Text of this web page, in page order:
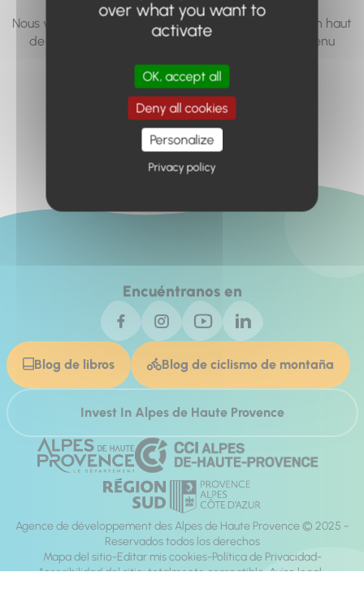
Nous vous invitons à utiliser le moteur de recherche en haut
de page, ou à utiliser le menu pour trouver le contenu
Retour à l'accueil
Encuéntranos en
Blog de libros Blog de ciclismo de montaña
Invest In Alpes de Haute Provence
Agence de développement des Alpes de Haute Provence © 2025 -
Reservados todos los derechos
Mapa del sitio Editar mis cookies Política de Privacidad
Accesibilidad del sitio: totalmente compatible Aviso legal
over what you want to
activate
OK, accept all
Deny all cookies
Personalize
Privacy policy